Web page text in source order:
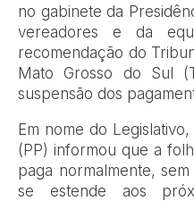
no gabinete da
vereadores e da
recomendação do
Mato Grosso do Sul
suspensão dos
Em nome do
(PP) informou que a
paga normalmente,
se estende aos